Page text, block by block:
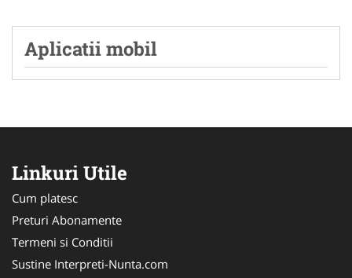
Aplicatii mobil
Linkuri Utile
Cum platesc
Preturi Abonamente
Termeni si Conditii
Sustine Interpreti-Nunta.com